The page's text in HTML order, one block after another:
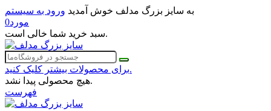
به سایز بزرگ مدلف خوش آمدید ورود به سیستم
0مورد
سبد خرید شما خالی است.
برای محصولات بیشتر کلیک کنید.
هیچ محصولی پیدا نشد.
فهرست